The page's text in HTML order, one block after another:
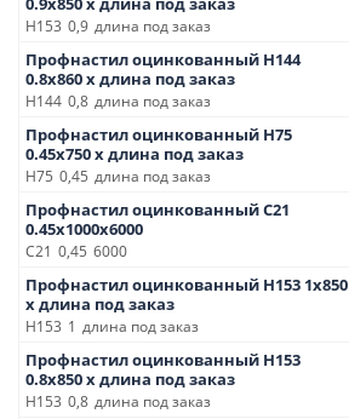
Н153 0,9 длина под заказ
Профнастил оцинкованный Н144
0.8х860 х длина под заказ
Н144 0,8 длина под заказ
Профнастил оцинкованный Н75
0.45х750 х длина под заказ
Н75 0,45 длина под заказ
Профнастил оцинкованный С21
0.45х1000х6000
С21 0,45 6000
Профнастил оцинкованный Н153 1х850
х длина под заказ
Н153 1 длина под заказ
Профнастил оцинкованный Н153
0.8х850 х длина под заказ
Н153 0,8 длина под заказ